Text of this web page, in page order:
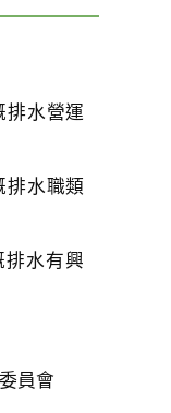
排水營運
排水職類
水有興
員會